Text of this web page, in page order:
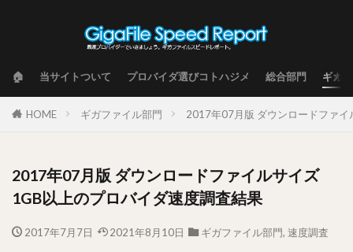
🏠 当サイトついて プロバイダ選びコトハジメ 総合部門 ギガ
HOME ギガファイル部門 2017年07月版 ダウンロードファ
2017年07月版 ダウンロードファイルサイズ
1GB以上のプロバイダ速度調査結果
2017年7月7日 2021年8月10日 ギガファイル部門, 速度調査